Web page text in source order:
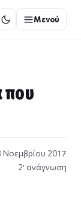
Μενού
που
Νοεμβρίου 2017
2′ ανάγνωση